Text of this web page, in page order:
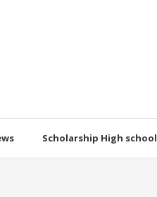
Scholarship High school